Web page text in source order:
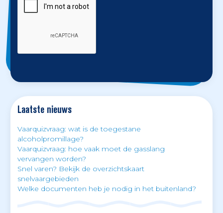
Laatste nieuws
Vaarquizvraag: wat is de toegestane
alcoholpromillage?
Vaarquizvraag: hoe vaak moet de gasslang
vervangen worden?
Snel varen? Bekijk de overzichtskaart
snelvaargebieden
Welke documenten heb je nodig in het buitenland?